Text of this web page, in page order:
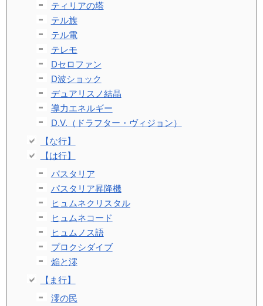
ティリアの塔
テル族
テル電
テレモ
Dセロファン
D波ショック
デュアリスノ結晶
導力エネルギー
D.V.（ドラフター・ヴィジョン）
【な行】
【は行】
パスタリア
パスタリア昇降機
ヒュムネクリスタル
ヒュムネコード
ヒュムノス語
プロクシダイブ
焔と澪
【ま行】
澪の民